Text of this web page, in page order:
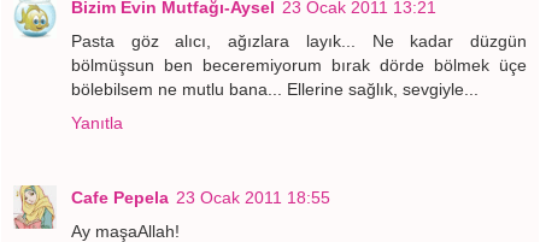
Bizim Evin Mutfağı-Aysel 23 Ocak 2011 13:21
Pasta göz alıcı, ağızlara layık... Ne kadar düzgün
bölmüşsun ben beceremiyorum bırak dörde bölmek üçe
bölebilsem ne mutlu bana... Ellerine sağlık, sevgiyle...
Yanıtla
Cafe Pepela 23 Ocak 2011 18:55
Ay maşaAllah!